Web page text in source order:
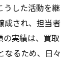
うした活動を継
成され、担当者
の実績は、買取
なるため、日々